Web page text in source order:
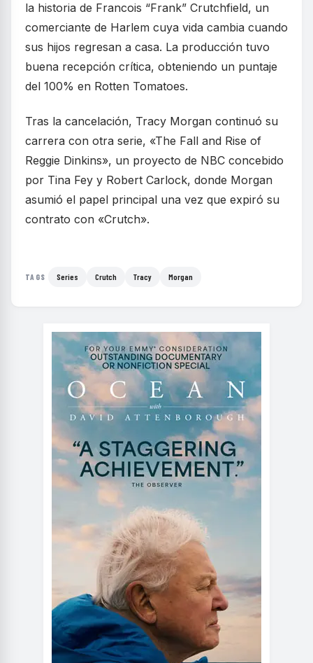
la historia de Francois “Frank” Crutchfield, un
comerciante de Harlem cuya vida cambia cuando
sus hijos regresan a casa. La producción tuvo
buena recepción crítica, obteniendo un puntaje
del 100% en Rotten Tomatoes.
Tras la cancelación, Tracy Morgan continuó su
carrera con otra serie, «The Fall and Rise of
Reggie Dinkins», un proyecto de NBC concebido
por Tina Fey y Robert Carlock, donde Morgan
asumió el papel principal una vez que expiró su
contrato con «Crutch».
TAGS Series Crutch Tracy Morgan